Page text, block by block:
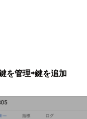
を管理⇨鍵を追加